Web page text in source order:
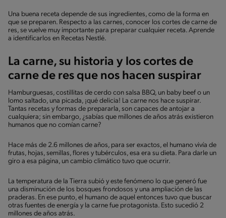
Una buena receta depende de sus ingredientes, como de la forma en
que se preparen. Respecto a las carnes, conocer los cortes de carne de
res, se vuelve muy importante para preparar cualquier receta. Aprende
a identificarlos en Recetas Nestlé.
La carne, su historia y los cortes de
carne de res que nos hacen suspirar
Hamburguesas, costillitas de cerdo con salsa BBQ, un baby beef o un
lomo saltado, una picada, ¡qué delicia! La carne nos hace suspirar.
Tantas recetas y formas de prepararla, son capaces de antojar a
cualquiera; sin embargo, ¿sabías que millones de años atrás existieron
humanos que no comían carne?
Hace más de 2.6 millones de años, para ser exactos, el humano vivía de
frutas, hojas, semillas, flores y tubérculos, esa era su dieta. Para darle un
giro a esa página, un cambio climático tuvo que ocurrir.
La temperatura de la Tierra subió y este fenómeno lo que generó fue
una disminución de los bosques frondosos y una ampliación de las
praderas. En ese punto, el humano de aquel entonces tuvo que buscar
otras fuentes de energía y la carne fue protagonista. Esto sucedió 2
millones de años atrás.